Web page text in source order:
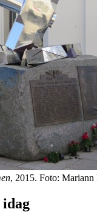
, 2015. Foto: Mariann